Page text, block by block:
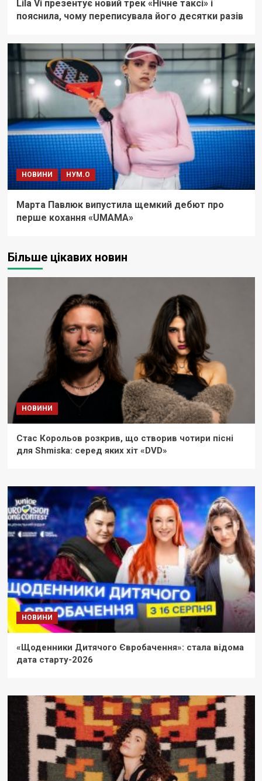
Lila Vi презентує новий трек «Нічне таксі» і
пояснила, чому переписувала його десятки разів
НОВИНИ НУМ.О
Марта Павлюк випустила щемкий дебют про
перше кохання «UМАМА»
Більше цікавих новин
НОВИНИ
Стас Корольов розкрив, що створив чотири пісні
для Shmiska: серед яких хіт «DVD»
НОВИНИ
«Щоденники Дитячого Євробачення»: стала відома
дата старту-2026